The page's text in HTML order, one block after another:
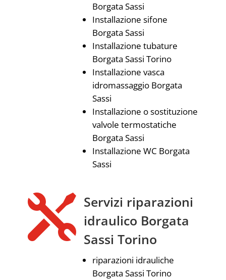
Borgata Sassi
Installazione sifone
Borgata Sassi
Installazione tubature
Borgata Sassi Torino
Installazione vasca
idromassaggio Borgata
Sassi
Installazione o sostituzione
valvole termostatiche
Borgata Sassi
Installazione WC Borgata
Sassi
 Servizi riparazioni
idraulico Borgata
Sassi Torino
riparazioni idrauliche
Borgata Sassi Torino